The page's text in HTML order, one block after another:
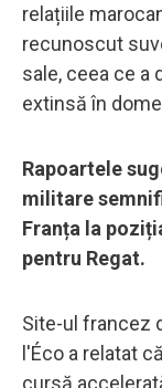
relațiile
recunoscut
sale, ceea ce a
extinsă în
Rapoartele
militare
Franța la
pentru Regat.
Site-ul francez
l'Éco a relatat
cursă